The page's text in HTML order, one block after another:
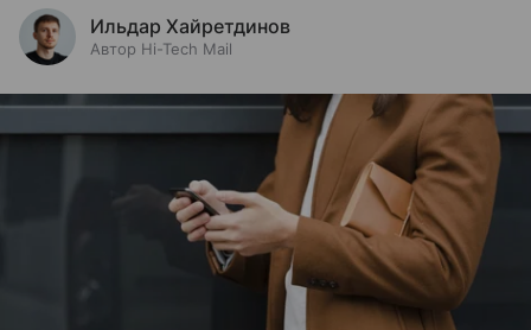
Ильдар Хайретдинов
Автор Hi-Tech Mail